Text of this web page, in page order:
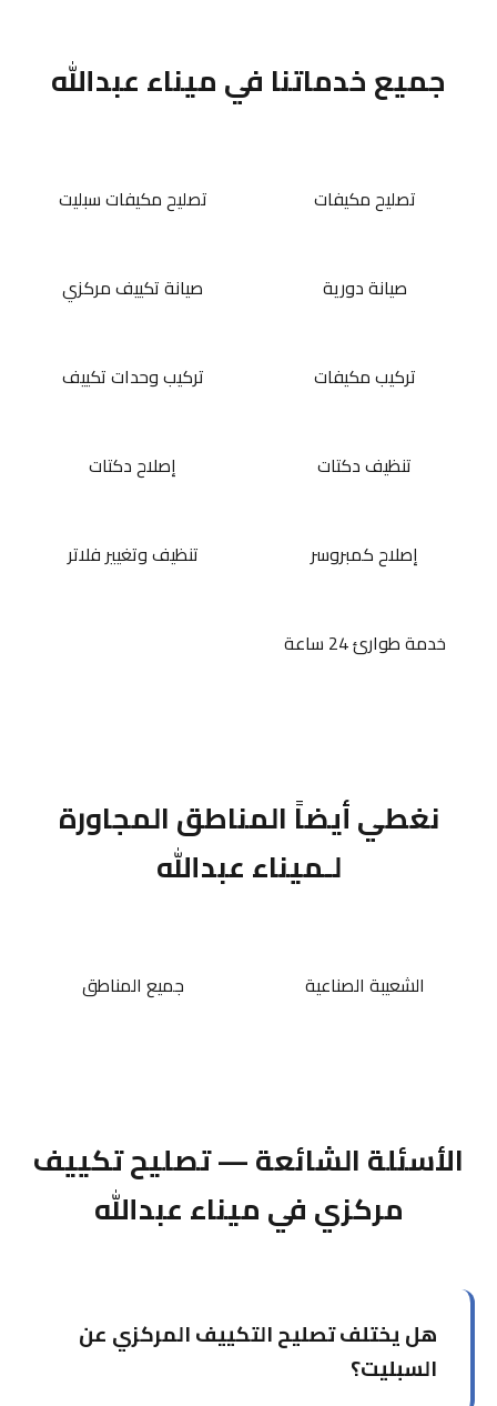
جميع خدماتنا في ميناء عبدالله
تصليح مكيفات تصليح مكيفات سبليت
صيانة دورية صيانة تكييف مركزي
تركيب مكيفات تركيب وحدات تكييف
تنظيف دكتات إصلاح دكتات
إصلاح كمبروسر تنظيف وتغيير فلاتر
خدمة طوارئ 24 ساعة
نغطي أيضاً المناطق المجاورة
لـميناء عبدالله
الشعيبة الصناعية جميع المناطق
الأسئلة الشائعة — تصليح تكييف
مركزي في ميناء عبدالله
هل يختلف تصليح التكييف المركزي عن
السبليت؟